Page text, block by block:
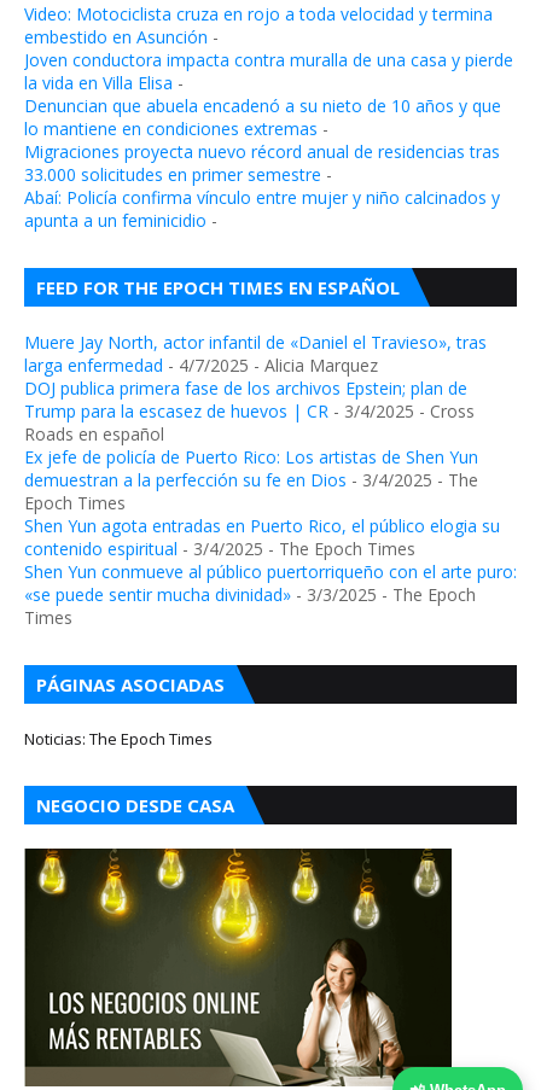
Video: Motociclista cruza en rojo a toda velocidad y termina
embestido en Asunción -
Joven conductora impacta contra muralla de una casa y pierde
la vida en Villa Elisa -
Denuncian que abuela encadenó a su nieto de 10 años y que
lo mantiene en condiciones extremas -
Migraciones proyecta nuevo récord anual de residencias tras
33.000 solicitudes en primer semestre -
Abaí: Policía confirma vínculo entre mujer y niño calcinados y
apunta a un feminicidio -
FEED FOR THE EPOCH TIMES EN ESPAÑOL
Muere Jay North, actor infantil de «Daniel el Travieso», tras
larga enfermedad - 4/7/2025 - Alicia Marquez
DOJ publica primera fase de los archivos Epstein; plan de
Trump para la escasez de huevos | CR - 3/4/2025 - Cross
Roads en español
Ex jefe de policía de Puerto Rico: Los artistas de Shen Yun
demuestran a la perfección su fe en Dios - 3/4/2025 - The
Epoch Times
Shen Yun agota entradas en Puerto Rico, el público elogia su
contenido espiritual - 3/4/2025 - The Epoch Times
Shen Yun conmueve al público puertorriqueño con el arte puro:
«se puede sentir mucha divinidad» - 3/3/2025 - The Epoch
Times
PÁGINAS ASOCIADAS
Noticias: The Epoch Times
NEGOCIO DESDE CASA